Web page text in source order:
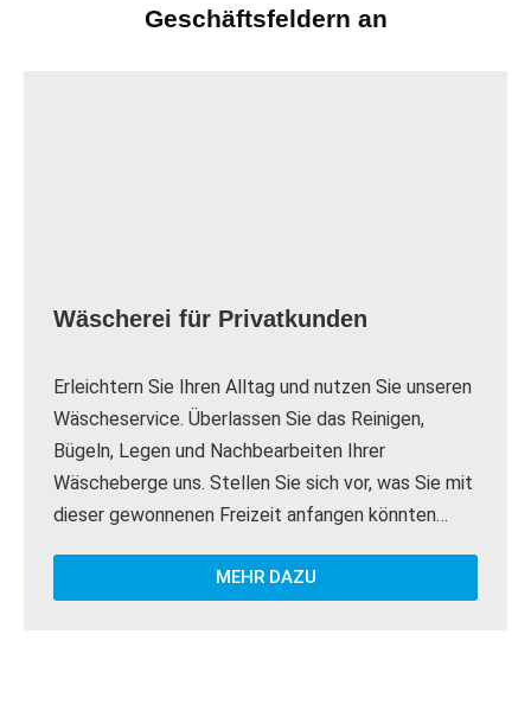
Geschäftsfeldern an
Wäscherei für Privatkunden
Erleichtern Sie Ihren Alltag und nutzen Sie unseren
Wäscheservice. Überlassen Sie das Reinigen,
Bügeln, Legen und Nachbearbeiten Ihrer
Wäscheberge uns. Stellen Sie sich vor, was Sie mit
dieser gewonnenen Freizeit anfangen könnten…
MEHR DAZU